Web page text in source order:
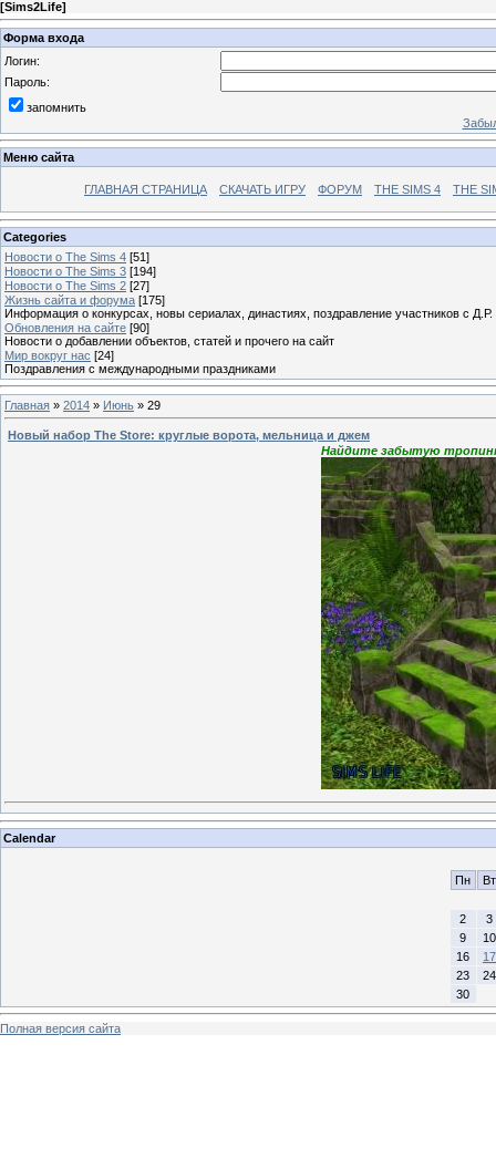
[Sims2Life]
Форма входа
Логин:
Пароль:
запомнить
Меню сайта
ГЛАВНАЯ СТРАНИЦА СКАЧАТЬ ИГРУ ФОРУМ THE SIMS 4 THE
Categories
Новости о The Sims 4 [51]
Новости о The Sims 3 [194]
Новости о The Sims 2 [27]
Жизнь сайта и форума [175]
Информация о конкурсах, новы сериалах, династиях, поздравление участников с Д.Р.
Обновления на сайте [90]
Новости о добавлении объектов, статей и прочего на сайт
Мир вокруг нас [24]
Поздравления с международными праздниками
Главная » 2014 » Июнь » 29
Новый набор The Store: круглые ворота, мельница и джем
Найдите забытую
Calendar
Пн Вт
2
3
9
10
16
17
23
24
30
Полная версия сайта